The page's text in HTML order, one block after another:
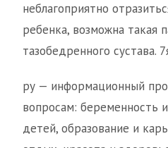
неблагоприятно
ребенка, возможна такая
тазобедренного сустава.
ру — информационный
вопросам: беременность
детей, образование и